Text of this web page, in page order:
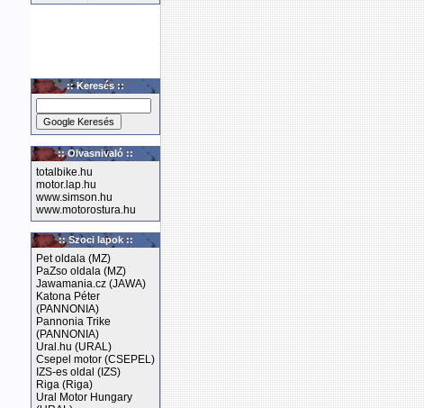
:: Keresés ::
:: Olvasnivaló ::
totalbike.hu
motor.lap.hu
www.simson.hu
www.motorostura.hu
:: Szoci lapok ::
Pet oldala (MZ)
PaZso oldala (MZ)
Jawamania.cz (JAWA)
Katona Péter
(PANNONIA)
Pannonia Trike
(PANNONIA)
Ural.hu (URAL)
Csepel motor (CSEPEL)
IZS-es oldal (IZS)
Riga (Riga)
Ural Motor Hungary